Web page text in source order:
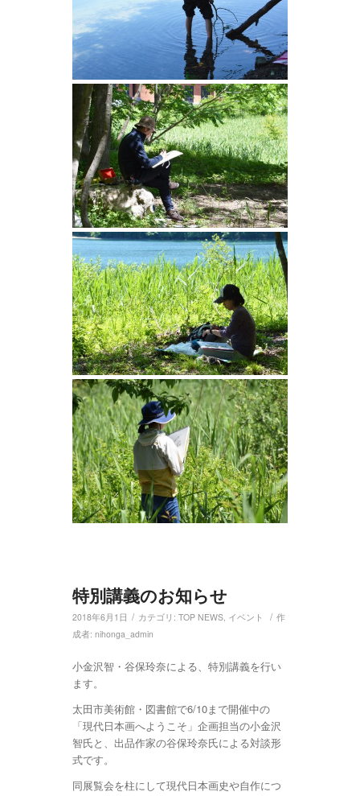
特別講義のお知らせ
2018年6月1日 / カテゴリ: TOP NEWS, イベント / 作
成者: nihonga_admin
小金沢智・谷保玲奈による、特別講義を行い
ます。
太田市美術館・図書館で6/10まで開催中の
「現代日本画へようこそ」企画担当の小金沢
智氏と、出品作家の谷保玲奈氏による対談形
式です。
同展覧会を柱にして現代日本画史や自作につ